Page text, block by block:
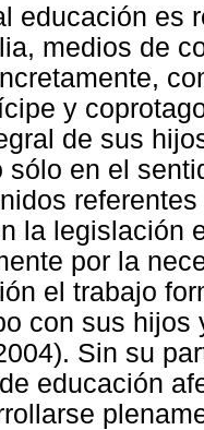
educación es
medios de
y
de sus
sólo en el
la legislación
por la
el trabajo
con sus hijos
Sin su
educación